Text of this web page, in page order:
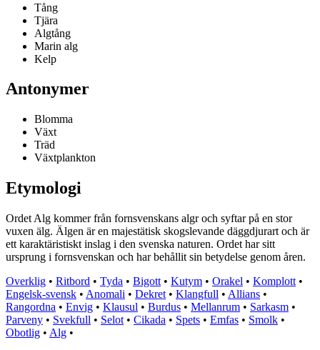
Tång
Tjära
Algtång
Marin alg
Kelp
Antonymer
Blomma
Växt
Träd
Växtplankton
Etymologi
Ordet Alg kommer från fornsvenskans algr och syftar på en stor
vuxen älg. Älgen är en majestätisk skogslevande däggdjurart och är
ett karaktäristiskt inslag i den svenska naturen. Ordet har sitt
ursprung i fornsvenskan och har behållit sin betydelse genom åren.
Overklig • Ritbord • Tyda • Bigott • Kutym • Orakel • Komplott •
Engelsk-svensk • Anomali • Dekret • Klangfull • Allians •
Rangordna • Envig • Klausul • Burdus • Mellanrum • Sarkasm •
Parveny • Svekfull • Selot • Cikada • Spets • Emfas • Smolk •
Obotlig • Alg •